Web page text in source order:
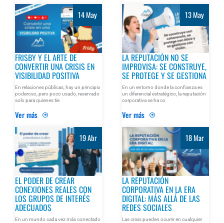
14 May
FRISBY Y EL ARTE DE
CONVERTIR UNA CRISIS EN
VISIBILIDAD POSITIVA
En relaciones públicas, hay un principio
poderoso, pero poco usado, reservado
solo para quienes tie
Ver más
13 May
LA REPUTACIÓN NO SE
IMPROVISA: SE CONSTRUYE,
SE PROTEGE Y SE GESTIONA
En un entorno donde la confianza es
un diferencial estratégico, la reputación
corporativa se ha co
Ver más
19 Abr
EL PODER DE CREAR
CONEXIONES REALES CON
LOS GRUPOS DE INTERÉS
ADECUADOS
En un mundo cada vez más conectado
18 Mar
LA REPUTACIÓN
CORPORATIVA EN LA ERA
DIGITAL: MÁS ALLÁ DE LAS
REDES SOCIALES
Las crisis pueden ocurrir en cualquier